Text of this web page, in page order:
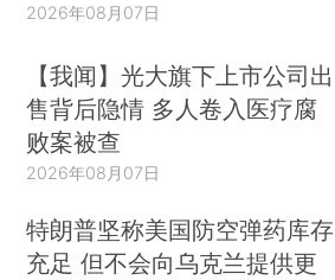
2026年08月07日
【我闻】光大旗下上市公司出
售背后隐情 多人卷入医疗腐
败案被查
2026年08月07日
特朗普坚称美国防空弹药库存
充足 但不会向乌克兰提供更